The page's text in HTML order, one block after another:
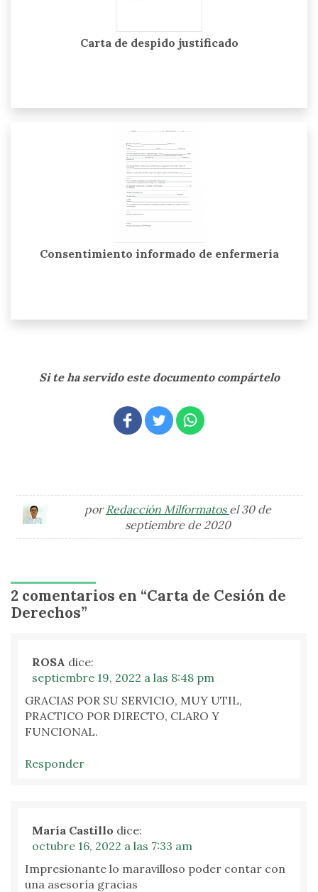
Carta de despido justificado
Consentimiento informado de enfermería
Si te ha servido este documento compártelo
porRedacción Milformatos el 30 de
septiembre de 2020
2 comentarios en “Carta de Cesión de
Derechos”
ROSA dice:
septiembre 19, 2022 a las 8:48 pm
GRACIAS POR SU SERVICIO, MUY UTIL,
PRACTICO POR DIRECTO, CLARO Y
FUNCIONAL.
Responder
María Castillo dice:
octubre 16, 2022 a las 7:33 am
Impresionante lo maravilloso poder contar con
una asesoría gracias